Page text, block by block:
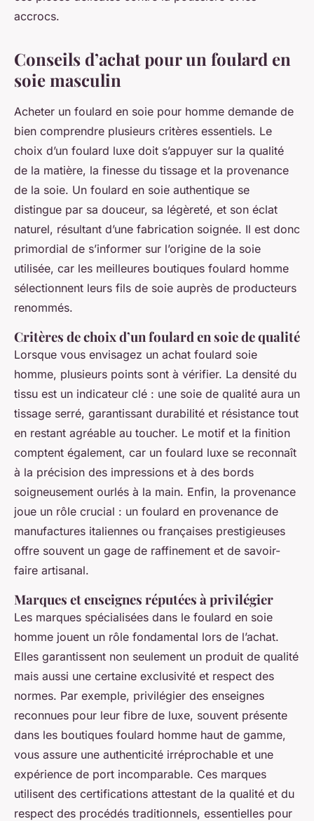
accrocs.
Conseils d’achat pour un foulard en
soie masculin
Acheter un foulard en soie pour homme demande de
bien comprendre plusieurs critères essentiels. Le
choix d’un foulard luxe doit s’appuyer sur la qualité
de la matière, la finesse du tissage et la provenance
de la soie. Un foulard en soie authentique se
distingue par sa douceur, sa légèreté, et son éclat
naturel, résultant d’une fabrication soignée. Il est donc
primordial de s’informer sur l’origine de la soie
utilisée, car les meilleures boutiques foulard homme
sélectionnent leurs fils de soie auprès de producteurs
renommés.
Critères de choix d’un foulard en soie de qualité
Lorsque vous envisagez un achat foulard soie
homme, plusieurs points sont à vérifier. La densité du
tissu est un indicateur clé : une soie de qualité aura un
tissage serré, garantissant durabilité et résistance tout
en restant agréable au toucher. Le motif et la finition
comptent également, car un foulard luxe se reconnaît
à la précision des impressions et à des bords
soigneusement ourlés à la main. Enfin, la provenance
joue un rôle crucial : un foulard en provenance de
manufactures italiennes ou françaises prestigieuses
offre souvent un gage de raffinement et de savoir-
faire artisanal.
Marques et enseignes réputées à privilégier
Les marques spécialisées dans le foulard en soie
homme jouent un rôle fondamental lors de l’achat.
Elles garantissent non seulement un produit de qualité
mais aussi une certaine exclusivité et respect des
normes. Par exemple, privilégier des enseignes
reconnues pour leur fibre de luxe, souvent présente
dans les boutiques foulard homme haut de gamme,
vous assure une authenticité irréprochable et une
expérience de port incomparable. Ces marques
utilisent des certifications attestant de la qualité et du
respect des procédés traditionnels, essentielles pour